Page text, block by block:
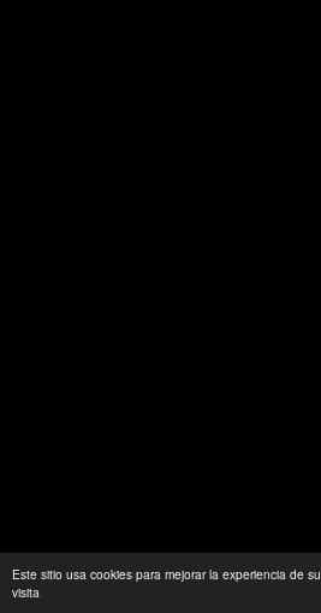
Este sitio usa cookies para mejorar la experiencia de su
visita